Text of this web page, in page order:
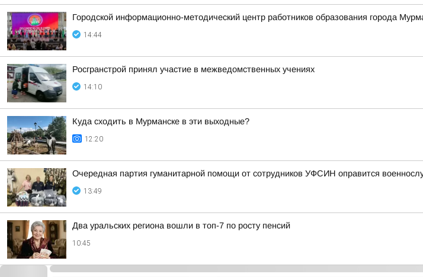
Городской информационно-методический центр работников образования города
14:44
Росгранстрой принял участие в межведомственных учениях
14:10
Куда сходить в Мурманске в эти выходные?
12:20
Очередная партия гуманитарной помощи от сотрудников УФСИН оправится
13:49
Два уральских региона вошли в топ-7 по росту пенсий
10:45